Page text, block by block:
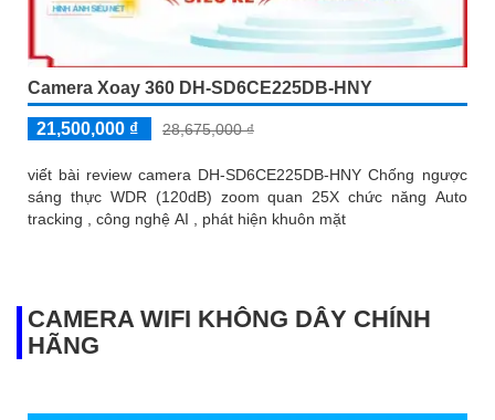
Camera Xoay 360 DH-SD6CE225DB-HNY
21,500,000 ₫ 28,675,000 ₫
viết bài review camera DH-SD6CE225DB-HNY Chống ngược
sáng thực WDR (120dB) zoom quan 25X chức năng Auto
tracking , công nghệ AI , phát hiện khuôn mặt
CAMERA WIFI KHÔNG DÂY CHÍNH
HÃNG